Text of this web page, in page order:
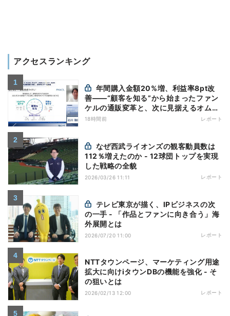
アクセスランキング
善——“顧客を知る”から始まったファン
ケルの通販変革と、次に見据えるオムニ
チャネル
18時間前 レポート
112％増えたのか - 12球団トップを実現
した戦略の全貌
2026/03/26 11:11 レポート
の一手 - 「作品とファンに向き合う」海
外展開とは
2026/07/20 11:00 レポート
NTTタウンページ、マーケティング用途
拡大に向けiタウンDBの機能を強化 - そ
の狙いとは
2026/02/13 12:00 レポート